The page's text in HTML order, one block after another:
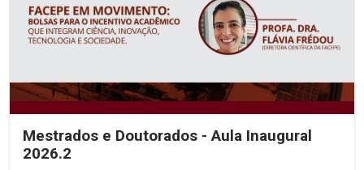
Mestrados e Doutorados - Aula Inaugural
2026.2